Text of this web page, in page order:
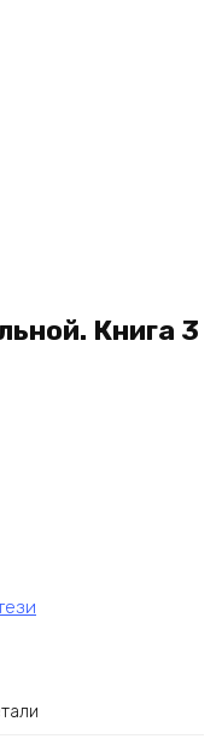
Книга 3